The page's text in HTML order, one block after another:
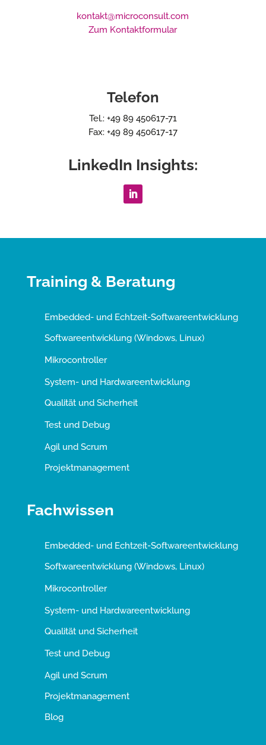
kontakt@microconsult.com
Zum Kontaktformular
Telefon
Tel.: +49 89 450617-71
Fax: +49 89 450617-17
LinkedIn Insights:
Training & Beratung
Embedded- und Echtzeit-Softwareentwicklung
Softwareentwicklung (Windows, Linux)
Mikrocontroller
System- und Hardwareentwicklung
Qualität und Sicherheit
Test und Debug
Agil und Scrum
Projektmanagement
Fachwissen
Embedded- und Echtzeit-Softwareentwicklung
Softwareentwicklung (Windows, Linux)
Mikrocontroller
System- und Hardwareentwicklung
Qualität und Sicherheit
Test und Debug
Agil und Scrum
Projektmanagement
Blog